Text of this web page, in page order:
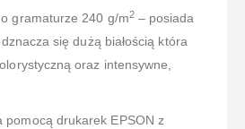
o gramaturze 240 g/m2– posiada
się dużą białością która
oraz intensywne,
pomocą drukarek EPSON z